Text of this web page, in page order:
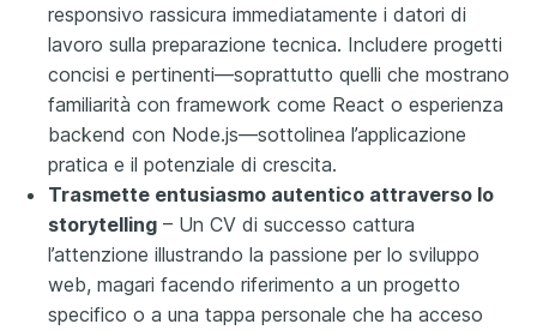
responsivo rassicura immediatamente i datori di
lavoro sulla preparazione tecnica. Includere progetti
concisi e pertinenti—soprattutto quelli che mostrano
familiarità con framework come React o esperienza
backend con Node.js—sottolinea l’applicazione
pratica e il potenziale di crescita.
Trasmette entusiasmo autentico attraverso lo
storytelling – Un CV di successo cattura
l’attenzione illustrando la passione per lo sviluppo
web, magari facendo riferimento a un progetto
specifico o a una tappa personale che ha acceso